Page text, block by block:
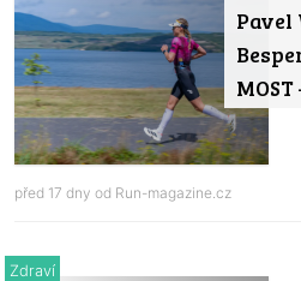
Pavel
před 17 dny od Run-magazine.cz
Zdraví